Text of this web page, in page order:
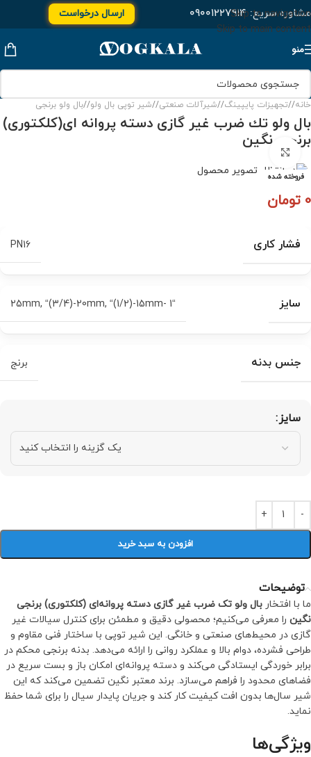
Skip to navigation
Skip to main content
مشاوره سریع:۰۹۰۰۱۲۲۷۹۱۴ ارسال درخواست
منو
خانه/ تجهیزات پایپینگ/ شیرآلات صنعتی/ شیر توپی بال ولو/ بال ولو برنجی
بال ولو تك ضرب غیر گازی دسته پروانه ای(كلكتوری)
برنجی نگین
فروخته شده
0 تومان
فشار کاری PN16
سایز “1 -25mm
, “(3/4)-20mm, “(1/2)-15mm
جنس بدنه برنج
سایز
افزودن به سبد خرید
توضیحات
ما با افتخار بال ولو تک ضرب غیر گازی دسته پروانه‌ای (کلکتوری) برنجی
نگین را معرفی می‌کنیم؛ محصولی دقیق و مطمئن برای کنترل سیالات غیر
گازی در محیط‌های صنعتی و خانگی. این شیر توپی با ساختار فنی مقاوم و
طراحی فشرده، دوام بالا و عملکرد روانی را ارائه می‌دهد. بدنه برنجی محکم در
برابر خوردگی ایستادگی می‌کند و دسته پروانه‌ای امکان باز و بست سریع در
فضاهای محدود را فراهم می‌سازد. برند معتبر نگین تضمین می‌کند که این
شیر سال‌ها بدون افت کیفیت کار کند و جریان پایدار سیال را برای شما حفظ
نماید.
ویژگی‌ها